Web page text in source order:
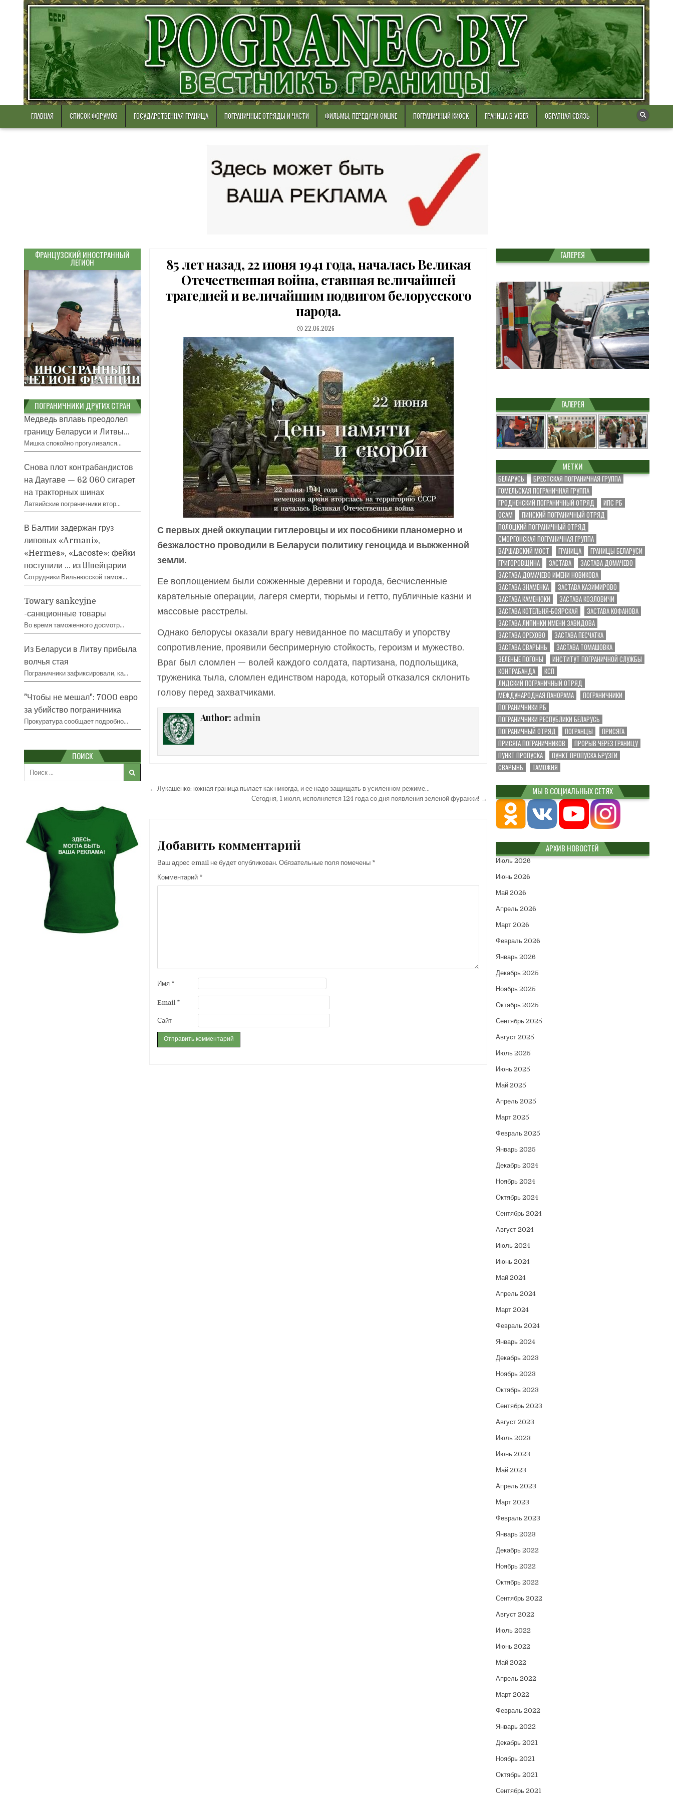
content
ГЛАВНАЯ СПИСОК ФОРУМОВ ГОСУДАРСТВЕННАЯ ГРАНИЦА ПОГРАНИЧНЫЕ ОТРЯДЫ И ЧАСТИ ФИЛЬМЫ, ПЕРЕДАЧИ ONLINE ПОГРАНИЧНЫЙ КИОСК ГРАНИЦА В VIBER ОБРАТНАЯ СВЯЗЬ
85 лет назад, 22 июня 1941 года, началась Великая
Отечественная война, ставшая величайшей
трагедией и величайшим подвигом белорусского
народа.
PUBLISHED
DATE:
22.06.2026
С первых дней оккупации гитлеровцы и их пособники планомерно и
безжалостно проводили в Беларуси политику геноцида и выжженной
земли.
Ее воплощением были сожженные деревни и города, бесчисленные
карательные операции, лагеря смерти, тюрьмы и гетто, публичные казни и
массовые расстрелы.
Однако белорусы оказали врагу невиданное по масштабу и упорству
сопротивление, проявили беспримерную стойкость, героизм и мужество.
Враг был сломлен — волей каждого солдата, партизана, подпольщика,
труженика тыла, сломлен единством народа, который отказался склонить
голову перед захватчиками.
Author: admin
Навигация
← Лукашенко: южная граница пылает как никогда, и ее надо защищать в усиленном режиме…
Сегодня, 1 июля, исполняется 124 года со дня появления зеленой фуражки! →
Добавить комментарий
Ваш адрес email не будет опубликован. Обязательные поля помечены *
Комментарий *
Имя *
Email *
Сайт
ФРАНЦУЗСКИЙ ИНОСТРАННЫЙ
ЛЕГИОН
ПОГРАНИЧНИКИ ДРУГИХ СТРАН
Медведь вплавь преодолел
границу Беларуси и Литвы...
Мишка спокойно прогуливался…
Снова плот контрабандистов
на Даугаве — 62 060 сигарет
на тракторных шинах
Латвийские пограничники втор…
В Балтии задержан груз
липовых «Armani»,
«Hermes», «Lacoste»: фейки
поступили … из Швейцарии
Сотрудники Вильнюсской тамож…
Towary sankcyjne
-санкционные товары
Во время таможенного досмотр…
Из Беларуси в Литву прибыла
волчья стая
Пограничники зафиксировали, ка…
"Чтобы не мешал": 7000 евро
за убийство пограничника
Прокуратура сообщает подробно…
ПОИСК
ГАЛЕРЕЯ
ГАЛЕРЕЯ
МЕТКИ
БЕЛАРУСЬ
БРЕСТСКАЯ ПОГРАНИЧНАЯ ГРУППА
ГОМЕЛЬСКАЯ ПОГРАНИЧНАЯ ГРУППА
ГРОДНЕНСКИЙ ПОГРАНИЧНЫЙ ОТРЯД
ИПС РБ
ОСАМ
ПИНСКИЙ ПОГРАНИЧНЫЙ ОТРЯД
ПОЛОЦКИЙ ПОГРАНИЧНЫЙ ОТРЯД
СМОРГОНСКАЯ ПОГРАНИЧНАЯ ГРУППА
ВАРШАВСКИЙ МОСТ
ГРАНИЦА
ГРАНИЦЫ БЕЛАРУСИ
ГРИГОРОВЩИНА
ЗАСТАВА
ЗАСТАВА ДОМАЧЕВО
ЗАСТАВА ДОМАЧЕВО ИМЕНИ НОВИКОВА
ЗАСТАВА ЗНАМЕНКА
ЗАСТАВА КАЗИМИРОВО
ЗАСТАВА КАМЕНЮКИ
ЗАСТАВА КОЗЛОВИЧИ
ЗАСТАВА КОТЕЛЬНЯ-БОЯРСКАЯ
ЗАСТАВА КОФАНОВА
ЗАСТАВА ЛИПИНКИ ИМЕНИ ЗАВИДОВА
ЗАСТАВА ОРЕХОВО
ЗАСТАВА ПЕСЧАТКА
ЗАСТАВА СВАРЫНЬ
ЗАСТАВА ТОМАШОВКА
ЗЕЛЕНЫЕ ПОГОНЫ
ИНСТИТУТ ПОГРАНИЧНОЙ СЛУЖБЫ
КОНТРАБАНДА
КСП
ЛИДСКИЙ ПОГРАНИЧНЫЙ ОТРЯД
МЕЖДУНАРОДНАЯ ПАНОРАМА
ПОГРАНИЧНИКИ
ПОГРАНИЧНИКИ РБ
ПОГРАНИЧНИКИ РЕСПУБЛИКИ БЕЛАРУСЬ
ПОГРАНИЧНЫЙ ОТРЯД
ПОГРАНЦЫ
ПРИСЯГА
ПРИСЯГА ПОГРАНИЧНИКОВ
ПРОРЫВ ЧЕРЕЗ ГРАНИЦУ
ПУНКТ ПРОПУСКА
ПУНКТ ПРОПУСКА БРУЗГИ
СВАРЫНЬ
ТАМОЖНЯ
МЫ В СОЦИАЛЬНЫХ СЕТЯХ
АРХИВ НОВОСТЕЙ
Июль 2026
Июнь 2026
Май 2026
Апрель 2026
Март 2026
Февраль 2026
Январь 2026
Декабрь 2025
Ноябрь 2025
Октябрь 2025
Сентябрь 2025
Август 2025
Июль 2025
Июнь 2025
Май 2025
Апрель 2025
Март 2025
Февраль 2025
Январь 2025
Декабрь 2024
Ноябрь 2024
Октябрь 2024
Сентябрь 2024
Август 2024
Июль 2024
Июнь 2024
Май 2024
Апрель 2024
Март 2024
Февраль 2024
Январь 2024
Декабрь 2023
Ноябрь 2023
Октябрь 2023
Сентябрь 2023
Август 2023
Июль 2023
Июнь 2023
Май 2023
Апрель 2023
Март 2023
Февраль 2023
Январь 2023
Декабрь 2022
Ноябрь 2022
Октябрь 2022
Сентябрь 2022
Август 2022
Июль 2022
Июнь 2022
Май 2022
Апрель 2022
Март 2022
Февраль 2022
Январь 2022
Декабрь 2021
Ноябрь 2021
Октябрь 2021
Сентябрь 2021